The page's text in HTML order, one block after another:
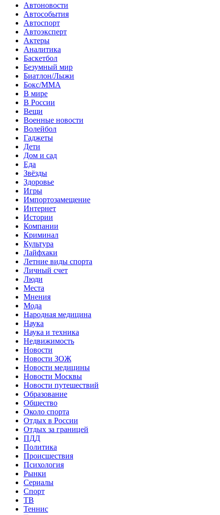
Автоновости
Автособытия
Автоспорт
Автоэксперт
Актеры
Аналитика
Баскетбол
Безумный мир
Биатлон/Лыжи
Бокс/MMA
В мире
В России
Вещи
Военные новости
Волейбол
Гаджеты
Дети
Дом и сад
Еда
Звёзды
Здоровье
Игры
Импортозамещение
Интернет
Истории
Компании
Криминал
Культура
Лайфхаки
Летние виды спорта
Личный счет
Люди
Места
Мнения
Мода
Народная медицина
Наука
Наука и техника
Недвижимость
Новости
Новости ЗОЖ
Новости медицины
Новости Москвы
Новости путешествий
Образование
Общество
Около спорта
Отдых в России
Отдых за границей
ПДД
Политика
Происшествия
Психология
Рынки
Сериалы
Спорт
ТВ
Теннис